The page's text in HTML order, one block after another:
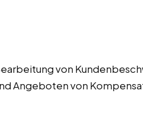
von
Angeboten von